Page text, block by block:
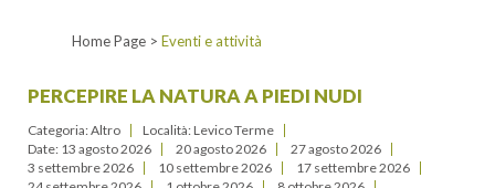
Home Page > Eventi e attività
PERCEPIRE LA NATURA A PIEDI NUDI
Categoria: Altro
Località: Levico Terme
Date: 13 agosto 2026 20 agosto 2026
27 agosto 2026
3 settembre 2026
10 settembre 2026
17 settembre 2026